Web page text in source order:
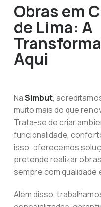
Obras em
de Lima: A
Aqui
NaSimbut,
muito mais do que
Trata-se de criar
funcionalidade,
isso, oferecemos
pretende realizar
sempre com qualidade
Além disso,